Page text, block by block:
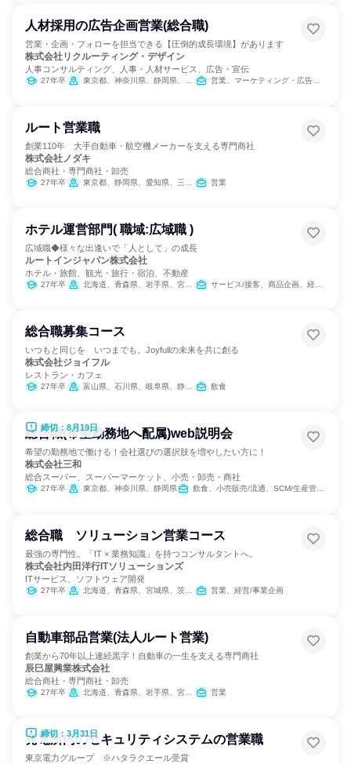
人材採用の広告企画営業(総合職)
営業・企画・フォローを担当できる【圧倒的成長環境】があります
株式会社リクルーティング・デザイン
人事コンサルティング、人事・人材サービス、広告・宣伝
27年卒 東京都、神奈川県、静岡県、愛知県、大阪府 営業、マーケティング・広告・宣伝
ルート営業職
創業110年 大手自動車・航空機メーカーを支える専門商社
株式会社ノダキ
総合商社・専門商社・卸売
27年卒 東京都、静岡県、愛知県、三重県 営業
ホテル運営部門( 職域:広域職 )
広域職◆様々な出逢いで「人として」の成長
ルートインジャパン株式会社
ホテル・旅館、観光・旅行・宿泊、不動産
27年卒 北海道、青森県、岩手県、宮城県、秋田県、山形県、福島県、茨城県、栃木県、群馬県、埼玉県、千葉県、東京都、神奈川県、新潟県、富山県、石川県、福井県、山梨県、長野県、岐阜県、静岡県、愛知県、三重県、滋賀県、京都府、大阪府、兵庫県、奈良県、和歌山県、鳥取県、島根県、岡山県、広島県、山口県、徳島県、香川県、愛媛県、福岡県、佐賀県、長崎県、熊本県、大分県、宮崎県、鹿児島県、沖縄県 サービス/接客、商品企画、経営/事業企画
総合職募集コース
いつもと同じを いつまでも。Joyfullの未来を共に創る
株式会社ジョイフル
レストラン・カフェ
27年卒 富山県、石川県、岐阜県、静岡県、愛知県、三重県 飲食
締切：8月19日
総合職(希望勤務地へ配属)web説明会
希望の勤務地で働ける！会社選びの選択肢を増やしたい方に！
株式会社三和
総合スーパー、スーパーマーケット、小売・卸売・商社
27年卒 東京都、神奈川県、静岡県 飲食、小売販売/流通、SCM/生産管理/購買/物流
総合職 ソリューション営業コース
最強の専門性。「IT × 業務知識」を持つコンサルタントへ。
株式会社内田洋行ITソリューションズ
ITサービス、ソフトウェア開発
27年卒 北海道、青森県、宮城県、茨城県、栃木県、埼玉県、千葉県、東京都、新潟県、富山県、石川県、長野県、静岡県、愛知県、京都府、大阪府 営業、経営/事業企画
自動車部品営業(法人ルート営業)
創業から70年以上連続黒字！自動車の一生を支える専門商社
辰巳屋興業株式会社
総合商社・専門商社・卸売
27年卒 北海道、青森県、岩手県、宮城県、福島県、埼玉県、東京都、神奈川県、富山県、石川県、長野県、静岡県、愛知県、京都府、大阪府、岡山県、広島県、徳島県、香川県、福岡県、熊本県、鹿児島県 営業
締切：3月31日
発電所内のセキュリティシステムの営業職
東京電力グループ ※ハタラクエール受賞